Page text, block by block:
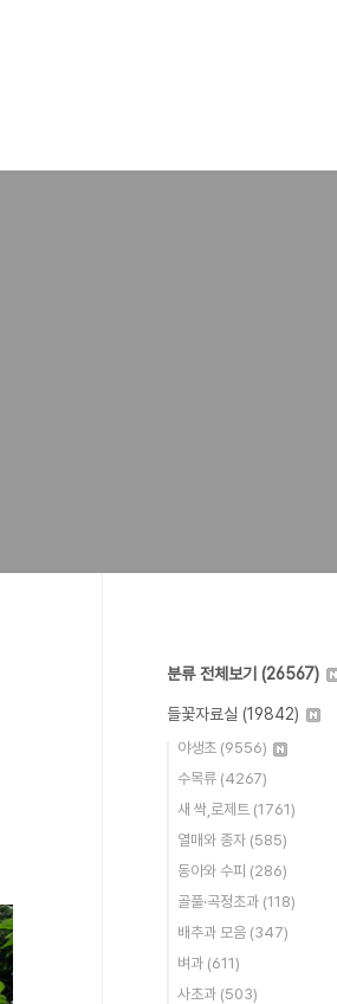
분류 전체보기 (26567)
들꽃자료실 (19842)
야생초 (9556)
수목류 (4267)
새 싹,로제트 (1761)
열매와 종자 (585)
동아와 수피 (286)
골풀·곡정초과 (118)
배추과 모음 (347)
벼과 (611)
사초과 (503)